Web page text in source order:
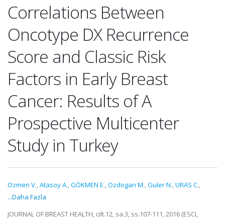
Correlations Between
Oncotype DX Recurrence
Score and Classic Risk
Factors in Early Breast
Cancer: Results of A
Prospective Multicenter
Study in Turkey
Ozmen V.,Atasoy A.,GÖKMEN E.,Ozdogan M.,Guler N.,URAS C.,
...Daha Fazla
JOURNAL OF BREAST HEALTH, cilt.12, sa.3, ss.107-111, 2016 (ESCI,